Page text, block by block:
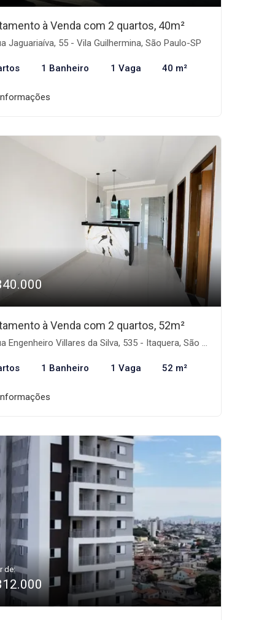
à Venda com 2 quartos, 40m²
Jaguariaíva, 55 - Vila Guilhermina, São Paulo-SP
1 Banheiro 1 Vaga 40 m²
à Venda com 2 quartos, 52m²
Engenheiro Villares da Silva, 535 - Itaquera, São Paulo-SP
1 Banheiro 1 Vaga 52 m²
de: